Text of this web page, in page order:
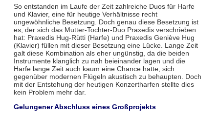
So entstanden im Laufe der Zeit zahlreiche Duos für Harfe
und Klavier, eine für heutige Verhältnisse recht
ungewöhnliche Besetzung. Doch genau diese Besetzung ist
es, der sich das Mutter-Tochter-Duo Praxedis verschrieben
hat: Praxedis Hug-Rütti (Harfe) und Praxedis Geniève Hug
(Klavier) füllen mit dieser Besetzung eine Lücke. Lange Zeit
galt diese Kombination als eher ungünstig, da die beiden
Instrumente klanglich zu nah beieinander lagen und die
Harfe lange Zeit auch kaum eine Chance hatte, sich
gegenüber modernen Flügeln akustisch zu behaupten. Doch
mit der Entstehung der heutigen Konzertharfen stellte dies
kein Problem mehr dar.
Gelungener Abschluss eines Großprojekts